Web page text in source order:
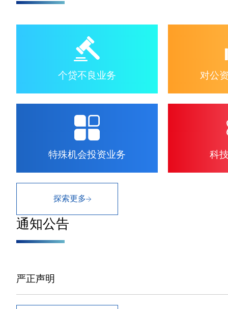
个贷不良业务 对公
特殊机会投资业务 科
探索更多
通知公告
严正声明